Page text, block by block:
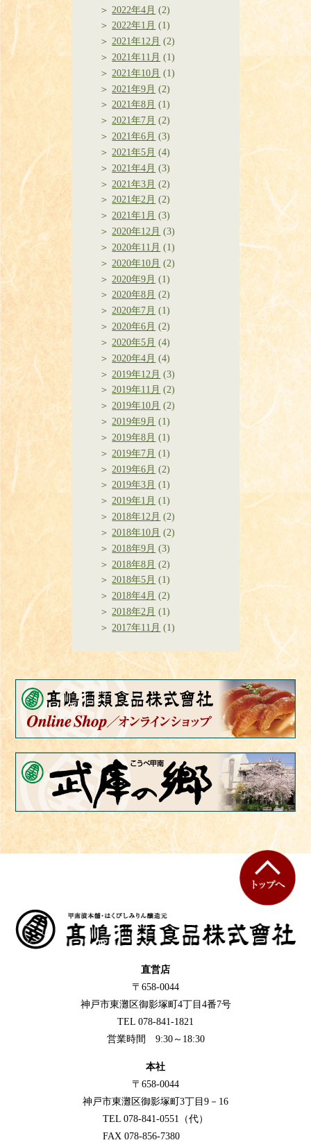
2022年4月 (2)
2022年1月 (1)
2021年12月 (2)
2021年11月 (1)
2021年10月 (1)
2021年9月 (2)
2021年8月 (1)
2021年7月 (2)
2021年6月 (3)
2021年5月 (4)
2021年4月 (3)
2021年3月 (2)
2021年2月 (2)
2021年1月 (3)
2020年12月 (3)
2020年11月 (1)
2020年10月 (2)
2020年9月 (1)
2020年8月 (2)
2020年7月 (1)
2020年6月 (2)
2020年5月 (4)
2020年4月 (4)
2019年12月 (3)
2019年11月 (2)
2019年10月 (2)
2019年9月 (1)
2019年8月 (1)
2019年7月 (1)
2019年6月 (2)
2019年3月 (1)
2019年1月 (1)
2018年12月 (2)
2018年10月 (2)
2018年9月 (3)
2018年8月 (2)
2018年5月 (1)
2018年4月 (2)
2018年2月 (1)
2017年11月 (1)
直営店
〒658-0044
神戸市東灘区御影塚町4丁目4番7号
TEL 078-841-1821
営業時間 9:30～18:30
本社
〒658-0044
神戸市東灘区御影塚町3丁目9－16
TEL 078-841-0551（代）
FAX 078-856-7380